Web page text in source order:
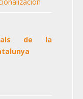
de la